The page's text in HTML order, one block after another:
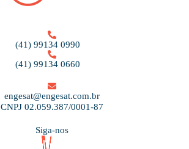
(41) 99134 0990
(41) 99134 0660
engesat@engesat.com.br
CNPJ 02.059.387/0001-87
Siga-nos